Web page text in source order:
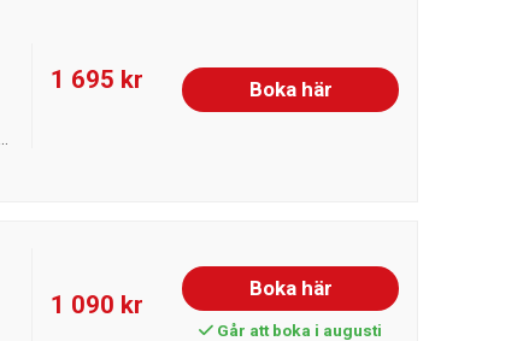
1 695 kr Boka här
1 090 kr
Boka här
Går att boka i augusti